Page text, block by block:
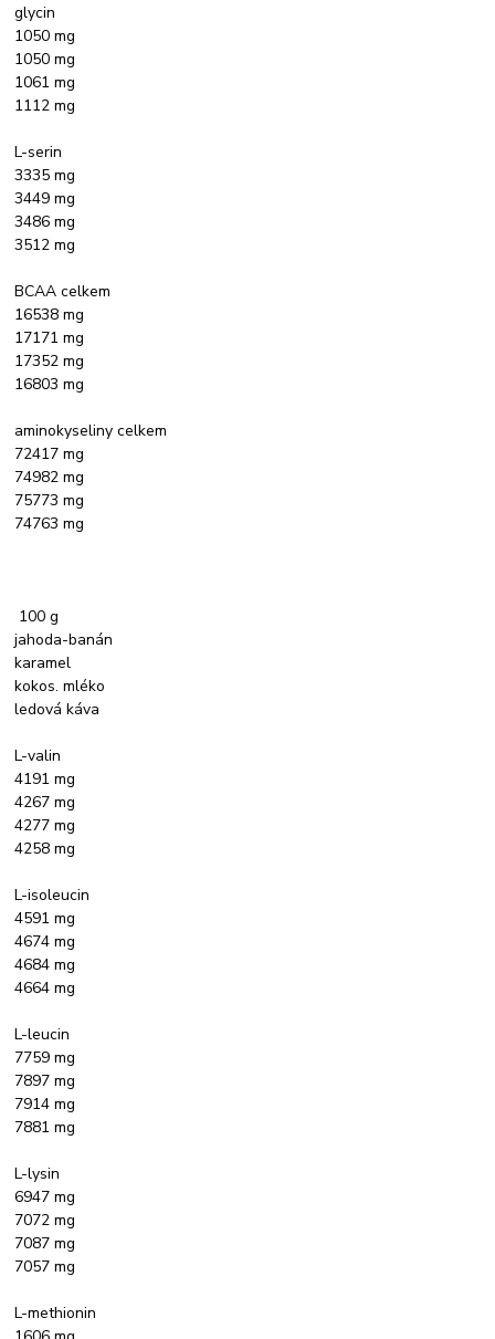
glycin
1050 mg
1050 mg
1061 mg
1112 mg
L-serin
3335 mg
3449 mg
3486 mg
3512 mg
BCAA celkem
16538 mg
17171 mg
17352 mg
16803 mg
aminokyseliny celkem
72417 mg
74982 mg
75773 mg
74763 mg
100 g
jahoda-banán
karamel
kokos. mléko
ledová káva
L-valin
4191 mg
4267 mg
4277 mg
4258 mg
L-isoleucin
4591 mg
4674 mg
4684 mg
4664 mg
L-leucin
7759 mg
7897 mg
7914 mg
7881 mg
L-lysin
6947 mg
7072 mg
7087 mg
7057 mg
L-methionin